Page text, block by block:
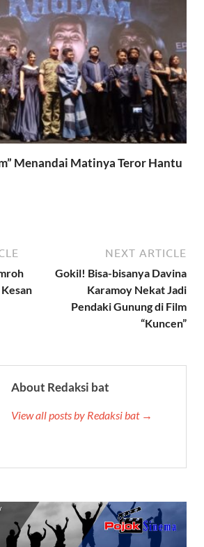
Menandai Matinya Teror Hantu
NEXT ARTICLE
Gokil! Bisa-bisanya Davina
Karamoy Nekat Jadi
Pendaki Gunung di Film
“Kuncen”
About Redaksi bat
View all posts by Redaksi bat →